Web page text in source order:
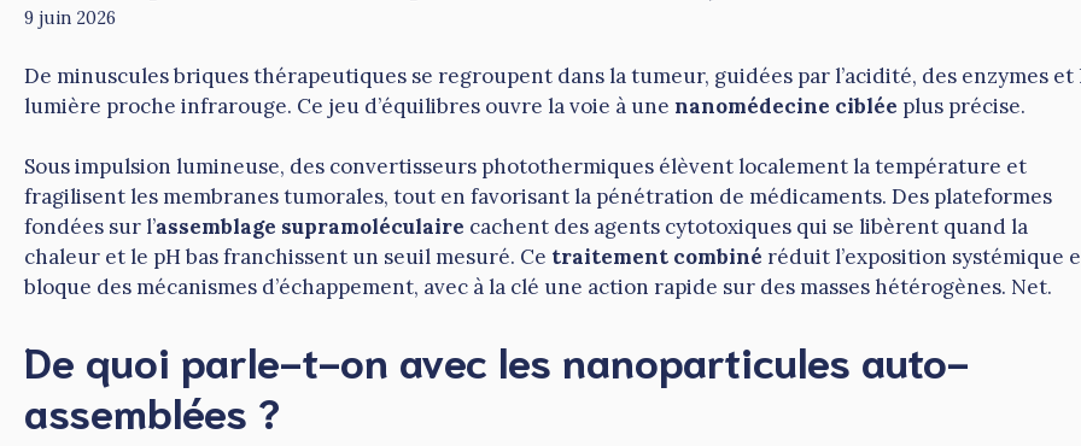
9 juin 2026
De minuscules briques thérapeutiques se regroupent dans la tumeur, guidées par l’acidité, des enzymes et
lumière proche infrarouge. Ce jeu d’équilibres ouvre la voie à une nanomédecine ciblée plus précise.
Sous impulsion lumineuse, des convertisseurs photothermiques élèvent localement la température et
fragilisent les membranes tumorales, tout en favorisant la pénétration de médicaments. Des plateformes
fondées sur l’assemblage supramoléculaire cachent des agents cytotoxiques qui se libèrent quand la
chaleur et le pH bas franchissent un seuil mesuré. Ce traitement combiné réduit l’exposition systémique
bloque des mécanismes d’échappement, avec à la clé une action rapide sur des masses hétérogènes. Net.
De quoi parle-t-on avec les nanoparticules auto-
assemblées ?